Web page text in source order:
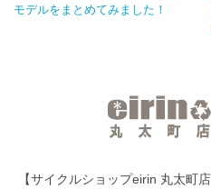
モデルをまとめてみました！
【サイクルショップeirin 丸太町店